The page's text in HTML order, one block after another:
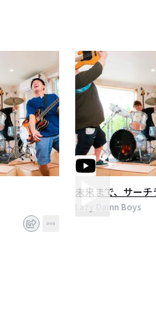
未来まで、サーチ
Lazy Damn Boys